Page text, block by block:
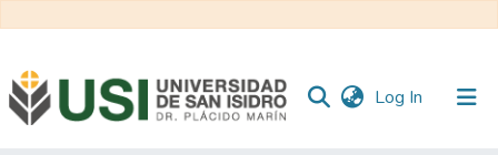
Log In (current)